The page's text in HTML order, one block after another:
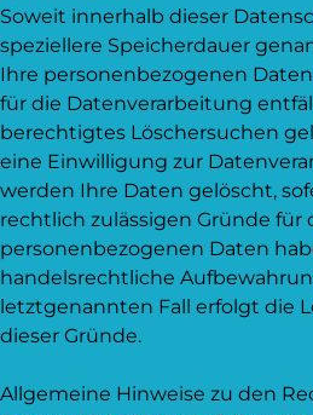
Soweit innerhalb dieser
speziellere Speicherdauer
Ihre personenbezogenen
für die Datenverarbeitung
berechtigtes Löschersuchen
eine Einwilligung zur
werden Ihre Daten gelöscht,
rechtlich zulässigen Gründe für
personenbezogenen Daten
handelsrechtliche
letztgenannten Fall erfolgt die
dieser Gründe.
Allgemeine Hinweise zu den